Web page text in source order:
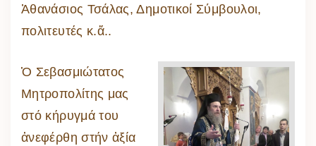
Ἀθανάσιος Τσάλας, Δημοτικοί Σύμβουλοι,
πολιτευτές κ.ἄ..
Ὁ Σεβασμιώτατος
Μητροπολίτης μας
στό κήρυγμά του
ἀνεφέρθη στήν ἀξία